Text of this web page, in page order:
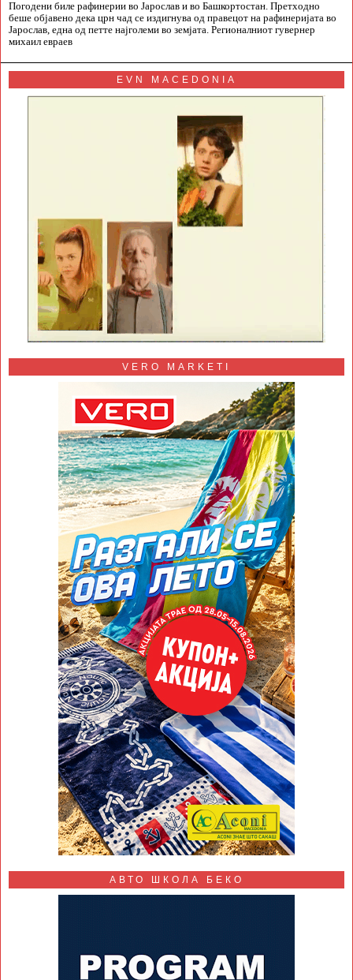
Погодени биле рафинерии во Јарослав и во Башкортостан. Претходно
беше објавено дека црн чад се издигнува од правецот на рафинеријата во
Јарослав, една од петте најголеми во земјата. Регионалниот гувернер
михаил евраев
EVN MACEDONIA
VERO MARKETI
АВТО ШКОЛА БЕКО